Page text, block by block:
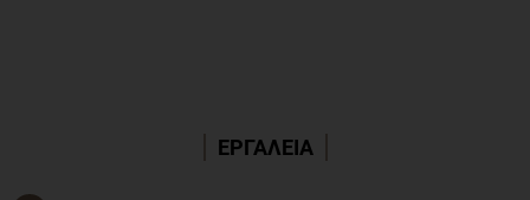
ΕΡΓΑΛΕΙΑ